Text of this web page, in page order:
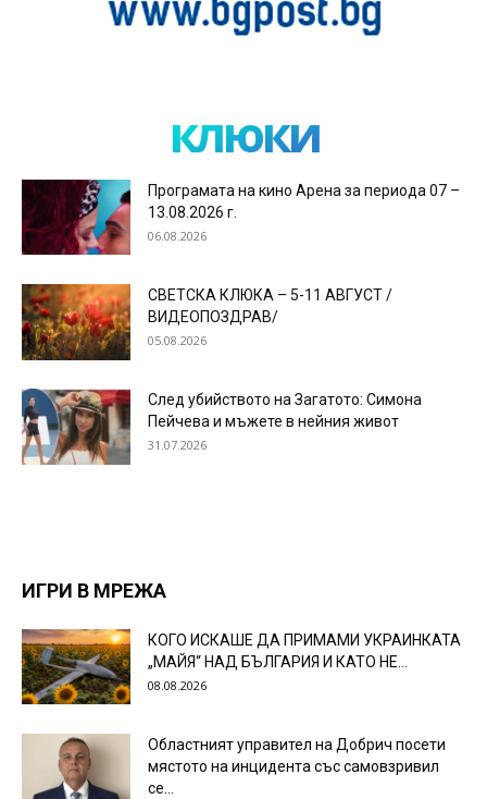
клюки
Програмата на кино Арена за периода 07 –
13.08.2026 г.
06.08.2026
СВЕТСКА КЛЮКА – 5-11 АВГУСТ /
ВИДЕОПОЗДРАВ/
05.08.2026
След убийството на Загатото: Симона
Пейчева и мъжете в нейния живот
31.07.2026
ИГРИ В МРЕЖА
КОГО ИСКАШЕ ДА ПРИМАМИ УКРАИНКАТА
„МАЙЯ“ НАД БЪЛГАРИЯ И КАТО НЕ...
08.08.2026
Областният управител на Добрич посети
мястото на инцидента със самовзривил
се...